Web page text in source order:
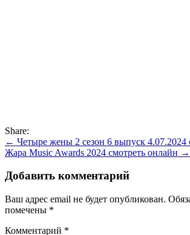
Share:
Навигация
по
записям
← Четыре жены 2 сезон 6 выпуск 4.07.2024
Жара Music Awards 2024 смотреть онлайн →
Добавить комментарий
Ваш адрес email не будет опубликован.
помечены *
Комментарий *